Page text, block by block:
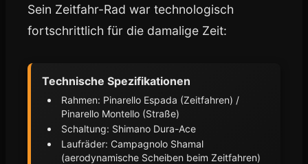
Sein Zeitfahr-Rad war technologisch
fortschrittlich für die damalige Zeit:
Technische Spezifikationen
Rahmen: Pinarello Espada (Zeitfahren) /
Pinarello Montello (Straße)
Schaltung: Shimano Dura-Ace
Laufräder: Campagnolo Shamal
(aerodynamische Scheiben beim Zeitfahren)